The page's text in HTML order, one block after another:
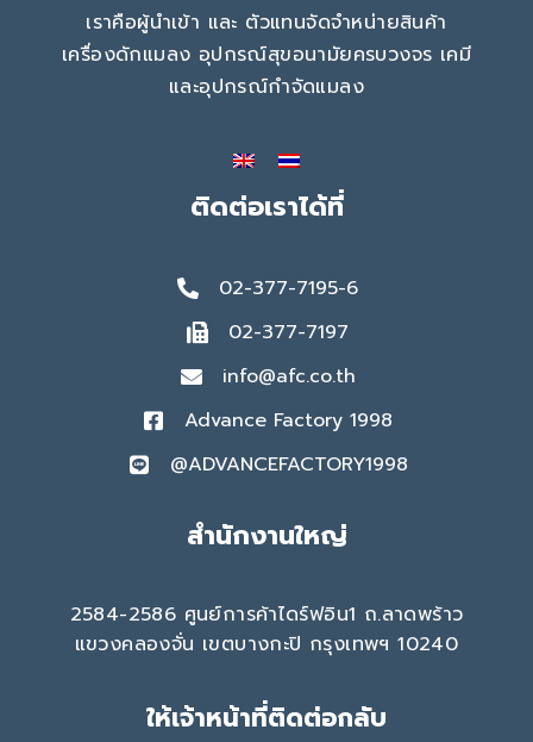
เราคือผู้นำเข้า และ ตัวแทนจัดจำหน่ายสินค้า
เครื่องดักแมลง อุปกรณ์สุขอนามัยครบวงจร เคมี
และอุปกรณ์กำจัดแมลง
ติดต่อเราได้ที่
02-377-7195-6
02-377-7197
info@afc.co.th
Advance Factory 1998
@ADVANCEFACTORY1998
สำนักงานใหญ่
2584-2586 ศูนย์การค้าไดร์ฟอิน1 ถ.ลาดพร้าว
แขวงคลองจั่น เขตบางกะปิ กรุงเทพฯ 10240
ให้เจ้าหน้าที่ติดต่อกลับ